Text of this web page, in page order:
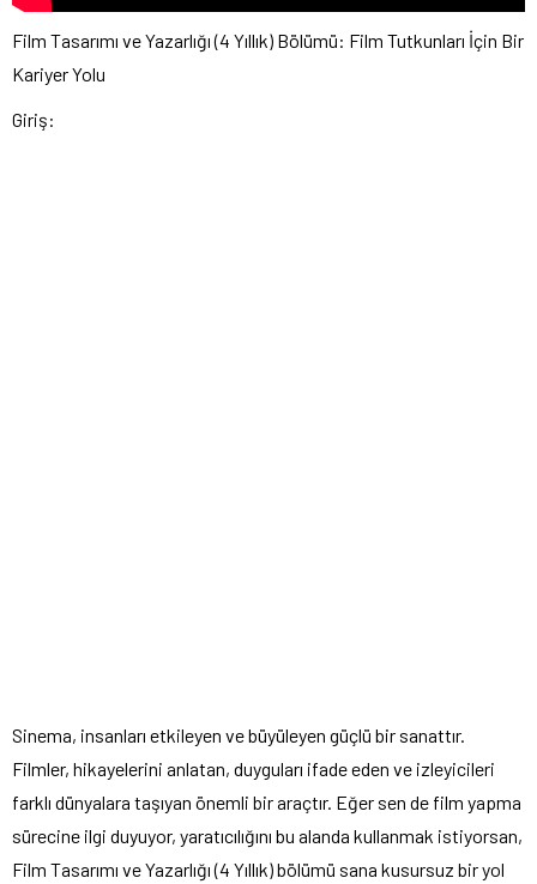
Film Tasarımı ve Yazarlığı (4 Yıllık) Bölümü: Film Tutkunları İçin Bir
Kariyer Yolu
Giriş:
Sinema, insanları etkileyen ve büyüleyen güçlü bir sanattır.
Filmler, hikayelerini anlatan, duyguları ifade eden ve izleyicileri
farklı dünyalara taşıyan önemli bir araçtır. Eğer sen de film yapma
sürecine ilgi duyuyor, yaratıcılığını bu alanda kullanmak istiyorsan,
Film Tasarımı ve Yazarlığı (4 Yıllık) bölümü sana kusursuz bir yol